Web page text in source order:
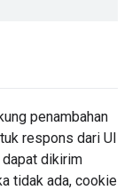
penambahan
respons dari UI
dapat dikirim
tidak ada, cookie